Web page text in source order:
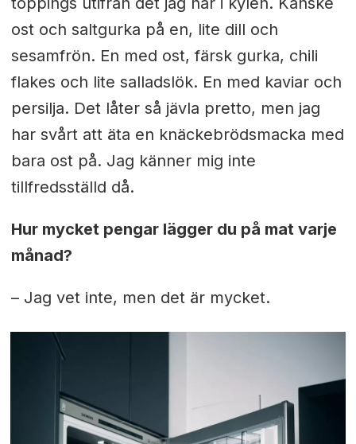
ost och saltgurka på en, lite dill och
sesamfrön. En med ost, färsk gurka, chili
flakes och lite salladslök. En med kaviar och
persilja. Det låter så jävla pretto, men jag
har svårt att äta en knäckebrödsmacka med
bara ost på. Jag känner mig inte
tillfredsställd då.
Hur mycket pengar lägger du på mat varje
månad?
– Jag vet inte, men det är mycket.